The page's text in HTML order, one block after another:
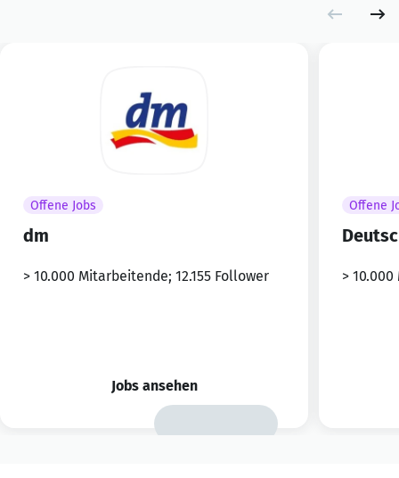
Offene Jobs
dm
> 10.000 Mitarbeitende; 12.155 Follower
Jobs ansehen
Offene
>